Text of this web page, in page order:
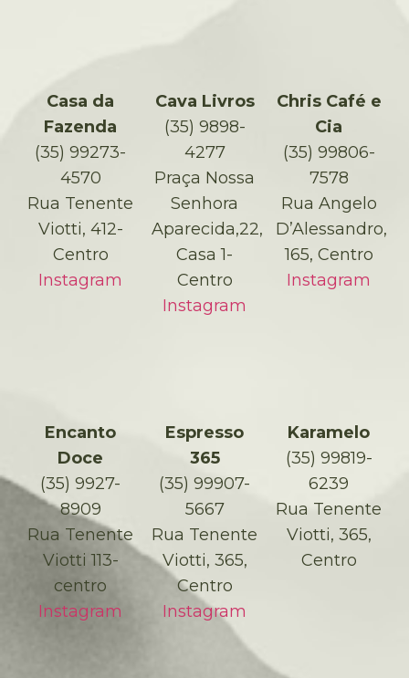
Casa da
Fazenda
(35) 99273-
4570
Rua Tenente
Viotti, 412-
Centro
Instagram
Cava Livros
(35) 9898-
4277
Praça Nossa
Senhora
Aparecida,22,
Casa 1-
Centro
Instagram
Chris Café e
Cia
(35) 99806-
7578
Rua Angelo
D’Alessandro,
165, Centro
Instagram
Encanto
Doce
(35) 9927-
8909
Rua Tenente
Viotti 113-
centro
Instagram
Espresso
365
(35) 99907-
5667
Rua Tenente
Viotti, 365,
Centro
Instagram
Karamelo
(35) 99819-
6239
Rua Tenente
Viotti, 365,
Centro